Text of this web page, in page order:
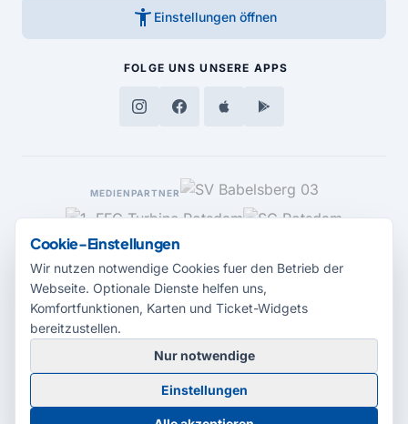
accessibility_new Einstellungen öffnen
FOLGE UNS UNSERE APPS
MEDIENPARTNER
© 2026 Radio Potsdam. Webseite entwickelt durch dieMedienagentur
Babelsberg
BarrierefreiheitserklärungAGBDatenschutzImpressum
Cookie-Einstellungen
Wir nutzen notwendige Cookies fuer den Betrieb der
Webseite. Optionale Dienste helfen uns,
Komfortfunktionen, Karten und Ticket-Widgets
bereitzustellen.
Nur notwendige
Einstellungen